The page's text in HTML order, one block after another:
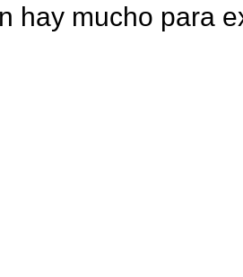
hay mucho para